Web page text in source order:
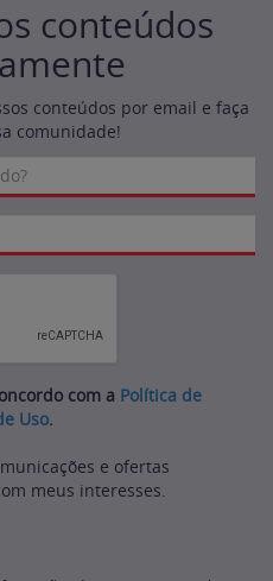
conteúdos
conteúdos por email e faça
comunidade!
com a Política de
Uso.
e ofertas
meus interesses.